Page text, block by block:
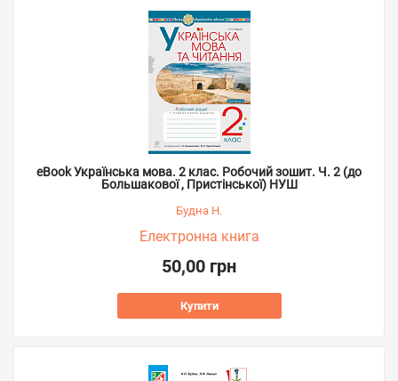
eBook Українська мова. 2 клас. Робочий зошит. Ч. 2 (до
Большакової , Пристінської) НУШ
Будна Н.
Електронна книга
50,00 грн
Купити